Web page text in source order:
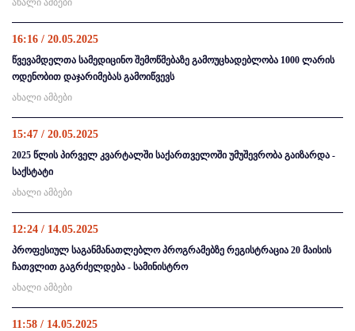
16:16 / 20.05.2025
წვევამდელთა სამედიცინო შემოწმებაზე გამოუცხადებლობა 1000 ლარის
ოდენობით დაჯარიმებას გამოიწვევს
ახალი ამბები
15:47 / 20.05.2025
2025 წლის პირველ კვარტალში საქართველოში უმუშევრობა გაიზარდა -
საქსტატი
ახალი ამბები
12:24 / 14.05.2025
პროფესიულ საგანმანათლებლო პროგრამებზე რეგისტრაცია 20 მაისის
ჩათვლით გაგრძელდება - სამინისტრო
ახალი ამბები
11:58 / 14.05.2025